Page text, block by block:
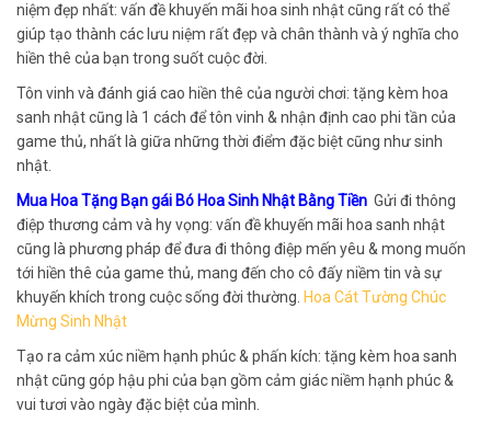
niệm đẹp nhất: vấn đề khuyến mãi hoa sinh nhật cũng rất có thể
giúp tạo thành các lưu niệm rất đẹp và chân thành và ý nghĩa cho
hiền thê của bạn trong suốt cuộc đời.
Tôn vinh và đánh giá cao hiền thê của người chơi: tặng kèm hoa
sanh nhật cũng là 1 cách để tôn vinh & nhận định cao phi tần của
game thủ, nhất là giữa những thời điểm đặc biệt cũng như sinh
nhật.
Mua Hoa Tặng Bạn gái Bó Hoa Sinh Nhật Bằng Tiền Gửi đi thông
điệp thương cảm và hy vọng: vấn đề khuyến mãi hoa sanh nhật
cũng là phương pháp để đưa đi thông điệp mến yêu & mong muốn
tới hiền thê của game thủ, mang đến cho cô đấy niềm tin và sự
khuyến khích trong cuộc sống đời thường. Hoa Cát Tường Chúc
Mừng Sinh Nhật
Tạo ra cảm xúc niềm hạnh phúc & phấn kích: tặng kèm hoa sanh
nhật cũng góp hậu phi của bạn gồm cảm giác niềm hạnh phúc &
vui tươi vào ngày đặc biệt của mình.